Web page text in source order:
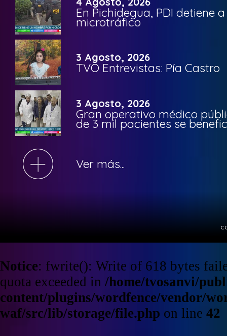
En Pichidegua, PDI detiene
microtráfico
3 Agosto, 2026
TVO Entrevistas: Pía Castro
3 Agosto, 2026
Gran operativo médico
de 3 mil pacientes se
Ver más...
Notice: fwrite(): Write of 618 bytes
quota exceeded in /home/tvosanvi/
content/plugins/wordfence/vendor/
waf/src/lib/storage/file.php on line 42